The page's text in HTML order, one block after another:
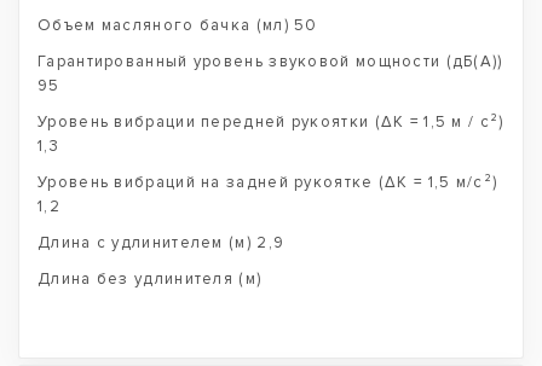
Объем масляного бачка (мл) 50
Гарантированный уровень звуковой мощности (дБ(А))
95
Уровень вибрации передней рукоятки (ΔK = 1,5 м / с²)
1,3
Уровень вибраций на задней рукоятке (ΔK = 1,5 м/с²)
1,2
Длина с удлинителем (м) 2,9
Длина без удлинителя (м)